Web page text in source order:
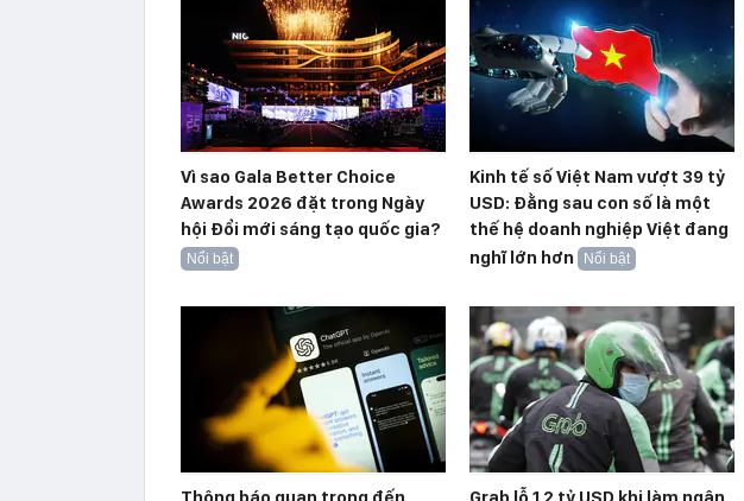
Vì sao Gala Better Choice
Awards 2026 đặt trong Ngày
hội Đổi mới sáng tạo quốc gia?
Nổi bật
Kinh tế số Việt Nam vượt 39 tỷ
USD: Đằng sau con số là một
thế hệ doanh nghiệp Việt đang
nghĩ lớn hơn
Nổi bật